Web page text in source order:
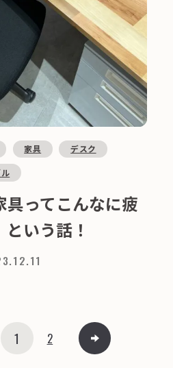
家具 デスク
具ってこんなに疲
いう話！
1 2